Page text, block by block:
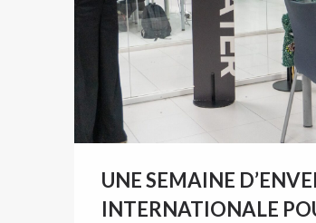
UNE SEMAINE
INTERNATIONALE